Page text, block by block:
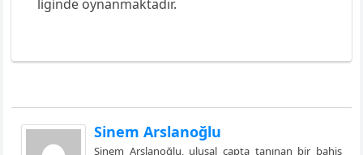
liginde oynanmaktadır.
Sinem Arslanoğlu
Sinem Arslanoğlu, ulusal çapta tanınan bir bahis